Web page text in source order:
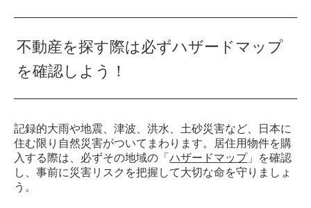
不動産を探す際は必ずハザードマップ
を確認しよう！
記録的大雨や地震、津波、洪水、土砂災害など、日本に
住む限り自然災害がついてまわります。居住用物件を購
入する際は、必ずその地域の「 ハザードマップ」を確認
し、事前に災害リスクを把握して大切な命を守りましょ
う。